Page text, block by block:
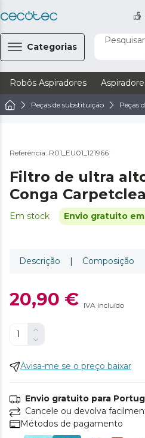
Categorias
Robôs Aspiradores
Peças de substituição Peças
Referência: R01_EU01_121966
Filtro de ultra
Conga
Em stock Envio gratuito
Descrição | Composição
20,90 € IVA incluído
Avisa-me se o preço baixar
Envio gratuito para
Cancele ou devolva
Métodos de pagamento